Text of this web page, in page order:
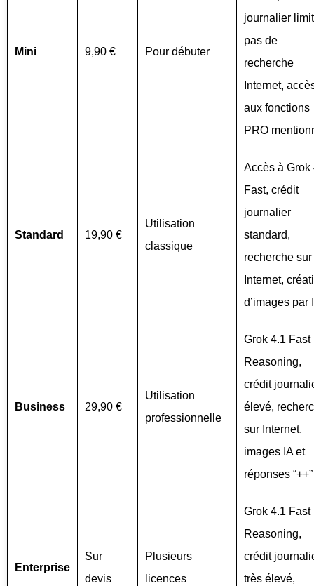
Mini 9,90 € Pour débuter
journalier
pas de
recherche
Internet,
aux fonctions
PRO
Standard 19,90 €
Utilisation
classique
Accès à Grok
Fast, crédit
journalier
standard,
recherche sur
Internet,
d’images par
Business 29,90 €
Utilisation
professionnelle
Grok 4.1 Fast
Reasoning,
crédit
élevé,
sur Internet,
images IA et
réponses “++”
Enterprise
Sur
devis
Plusieurs
licences
Grok 4.1 Fast
Reasoning,
crédit
très élevé,